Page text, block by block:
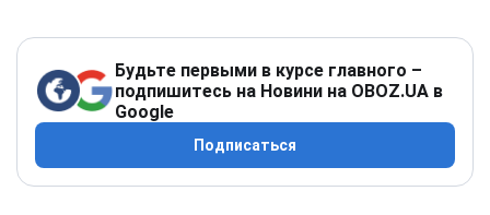
Будьте первыми в курсе главного –
подпишитесь на Новини на OBOZ.UA в
Google
Подписаться